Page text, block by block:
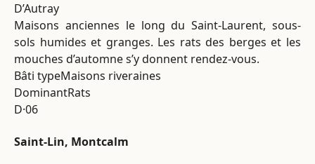
D’Autray
Maisons anciennes le long du Saint-Laurent, sous-
sols humides et granges. Les rats des berges et les
mouches d’automne s’y donnent rendez-vous.
Bâti typeMaisons riveraines
DominantRats
D·06
Saint-Lin, Montcalm